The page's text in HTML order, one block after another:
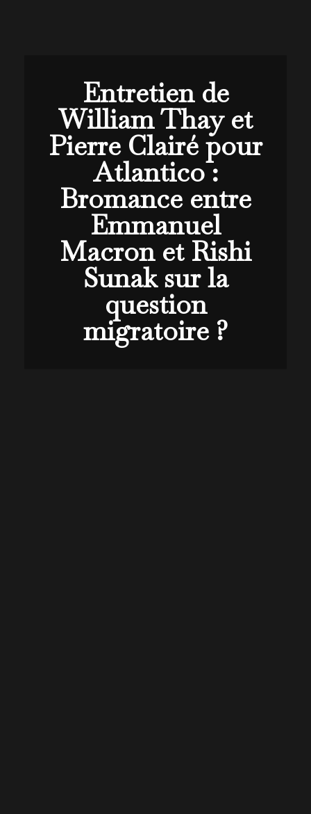
Entretien de
William Thay et
Pierre Clairé pour
Atlantico :
Bromance entre
Emmanuel
Macron et Rishi
Sunak sur la
question
migratoire ?